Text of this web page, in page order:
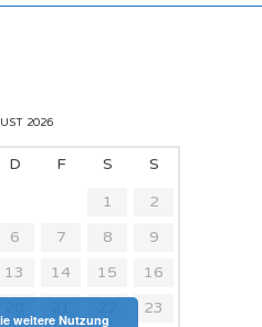
2026
D F S
S
1
2
6 7 8
9
13 14 15
16
23
weitere Nutzung